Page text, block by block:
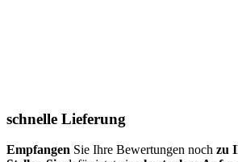
schnelle Lieferung
Empfangen Sie Ihre Bewertungen noch zu